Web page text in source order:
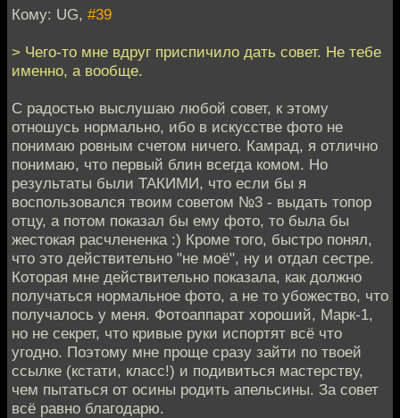
Кому: UG, #39
> Чего-то мне вдруг приспичило дать совет. Не тебе
именно, а вообще.
С радостью выслушаю любой совет, к этому
отношусь нормально, ибо в искусстве фото не
понимаю ровным счетом ничего. Камрад, я отлично
понимаю, что первый блин всегда комом. Но
результаты были ТАКИМИ, что если бы я
воспользовался твоим советом №3 - выдать топор
отцу, а потом показал бы ему фото, то была бы
жестокая расчлененка :) Кроме того, быстро понял,
что это действительно "не моё", ну и отдал сестре.
Которая мне действительно показала, как должно
получаться нормальное фото, а не то убожество, что
получалось у меня. Фотоаппарат хороший, Марк-1,
но не секрет, что кривые руки испортят всё что
угодно. Поэтому мне проще сразу зайти по твоей
ссылке (кстати, класс!) и подивиться мастерству,
чем пытаться от осины родить апельсины. За совет
всё равно благодарю.